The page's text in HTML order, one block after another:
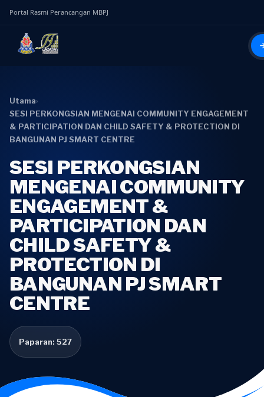
Portal Rasmi Perancangan MBPJ
Utama›
SESI PERKONGSIAN MENGENAI COMMUNITY ENGAGEMENT
& PARTICIPATION DAN CHILD SAFETY & PROTECTION DI
BANGUNAN PJ SMART CENTRE
SESI PERKONGSIAN
MENGENAI COMMUNITY
ENGAGEMENT &
PARTICIPATION DAN
CHILD SAFETY &
PROTECTION DI
BANGUNAN PJ SMART
CENTRE
Paparan: 527